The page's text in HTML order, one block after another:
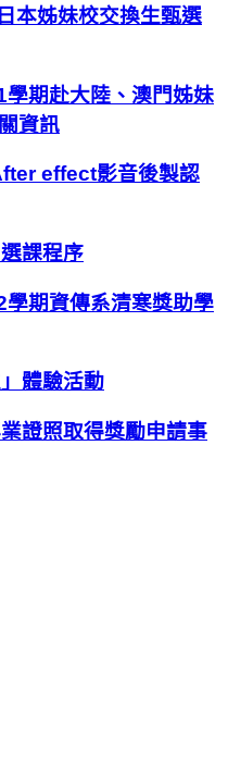
本姊妹校交換生甄選
期赴大陸、澳門姊妹
資訊
effect影音後製認
課程序
期資傳系清寒獎助學
體驗活動
證照取得獎勵申請事